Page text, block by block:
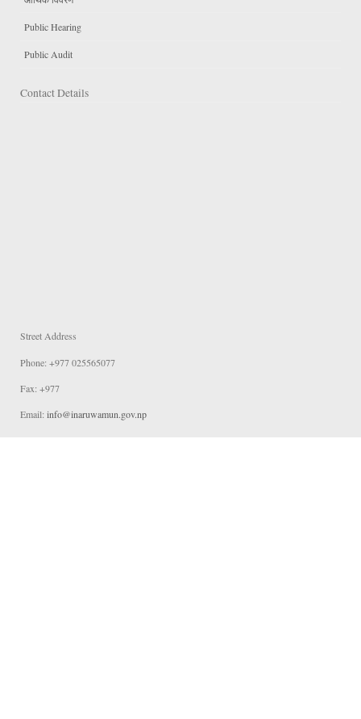
Public Hearing
Public Audit
Contact Details
Street Address
Phone: +977 025565077
Fax: +977
Email: info@inaruwamun.gov.np